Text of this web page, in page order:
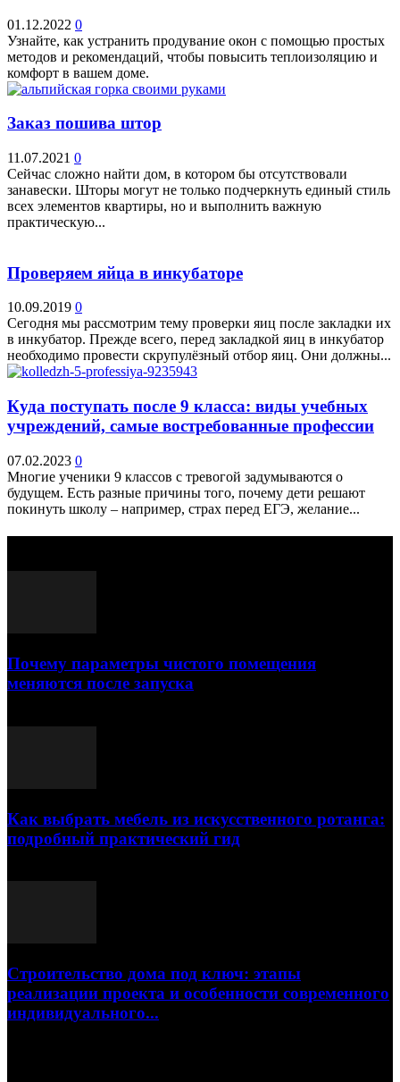
01.12.2022 0
Узнайте, как устранить продувание окон с помощью простых
методов и рекомендаций, чтобы повысить теплоизоляцию и
комфорт в вашем доме.
Заказ пошива штор
11.07.2021 0
Сейчас сложно найти дом, в котором бы отсутствовали
занавески. Шторы могут не только подчеркнуть единый стиль
всех элементов квартиры, но и выполнить важную
практическую...
Проверяем яйца в инкубаторе
10.09.2019 0
Сегодня мы рассмотрим тему проверки яиц после закладки их
в инкубатор. Прежде всего, перед закладкой яиц в инкубатор
необходимо провести скрупулёзный отбор яиц. Они должны...
Куда поступать после 9 класса: виды учебных
учреждений, самые востребованные профессии
07.02.2023 0
Многие ученики 9 классов с тревогой задумываются о
будущем. Есть разные причины того, почему дети решают
покинуть школу – например, страх перед ЕГЭ, желание...
Почему параметры чистого помещения
меняются после запуска
Как выбрать мебель из искусственного ротанга:
подробный практический гид
Строительство дома под ключ: этапы
реализации проекта и особенности современного
индивидуального...